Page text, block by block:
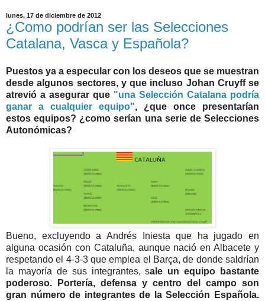
lunes, 17 de diciembre de 2012
¿Como podrían ser las Selecciones
Catalana, Vasca y Española?
Puestos ya a especular con los deseos que se muestran
desde algunos sectores, y que incluso Johan Cruyff se
atrevió a asegurar que "una Selección Catalana podría
ganar a cualquier equipo", ¿que once presentarían
estos equipos? ¿como serían una serie de Selecciones
Autonómicas?
Bueno, excluyendo a Andrés Iniesta que ha jugado en
alguna ocasión con Cataluña, aunque nació en Albacete y
respetando el 4-3-3 que emplea el Barça, de donde saldrían
la mayoría de sus integrantes, sale un equipo bastante
poderoso. Portería, defensa y centro del campo son
gran número de integrantes de la Selección Española.